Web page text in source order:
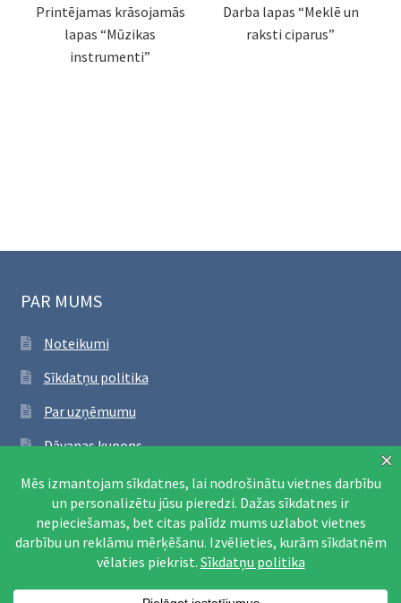
Printējamas krāsojamās
lapas “Mūzikas
instrumenti”
Darba lapas “Meklē un
raksti ciparus”
PAR MUMS
Noteikumi
Sīkdatņu politika
Par uzņēmumu
Dāvanas kupons
SEKO FACEBOOK
Apmeklēt Facebook lapu
© Printējami mācību materiāli